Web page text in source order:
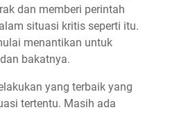
dan memberi perintah
situasi kritis seperti itu.
menantikan untuk
bakatnya.
yang terbaik yang
tertentu. Masih ada